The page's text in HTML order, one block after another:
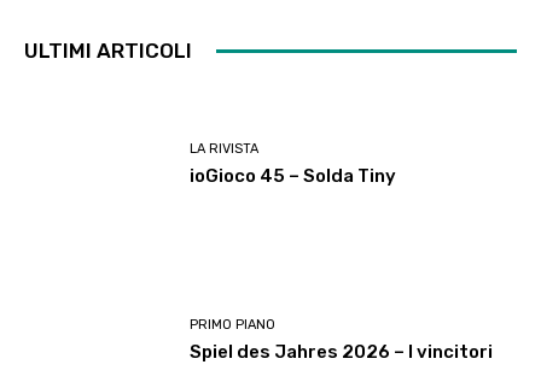
ULTIMI ARTICOLI
LA RIVISTA
ioGioco 45 – Solda Tiny
PRIMO PIANO
Spiel des Jahres 2026 – I vincitori